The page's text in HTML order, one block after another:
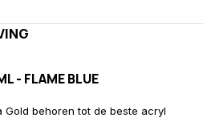
- FLAME BLUE
Gold behoren tot de beste acryl